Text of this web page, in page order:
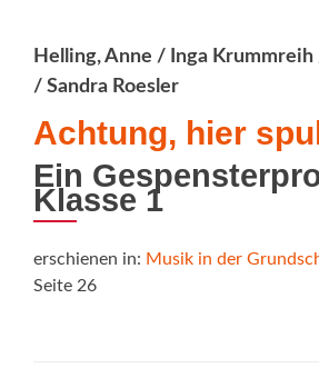
Helling, Anne / Inga
/ Sandra Roesler
Achtung, hier
Ein
Klasse 1
erschienen in: Musik in der
Seite 26